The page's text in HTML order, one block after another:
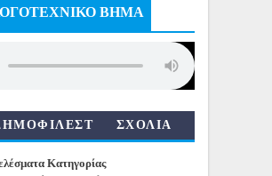
ΒΗΜΑ
ΣΧΟΛΙΑ
Κατηγορίας